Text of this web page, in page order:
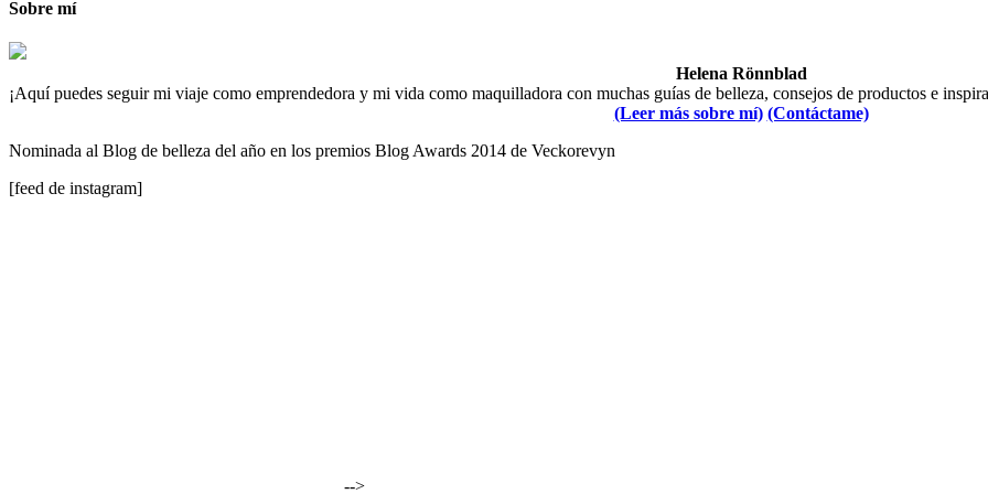
Sobre mí
Helena Rönnblad
¡Aquí puedes seguir mi viaje como emprendedora y mi vida como maquilladora con muchas guías de belleza, consejos de productos e
(Leer más sobre mí) (Contáctame)
Nominada al Blog de belleza del año en los premios Blog Awards 2014 de Veckorevyn
[feed de instagram]
-->